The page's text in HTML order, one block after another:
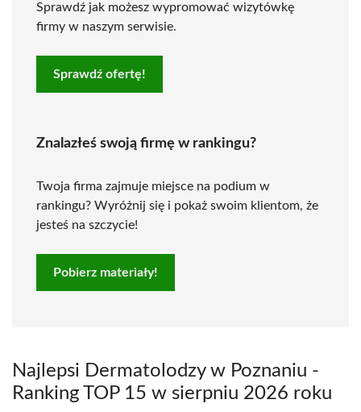
Sprawdź jak możesz wypromować wizytówkę
firmy w naszym serwisie.
Sprawdź ofertę!
Znalazłeś swoją firmę w rankingu?
Twoja firma zajmuje miejsce na podium w
rankingu? Wyróżnij się i pokaż swoim klientom, że
jesteś na szczycie!
Pobierz materiały!
Najlepsi Dermatolodzy w Poznaniu -
Ranking TOP 15 w sierpniu 2026 roku